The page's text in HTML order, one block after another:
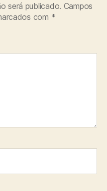
será publicado. Campos
com *